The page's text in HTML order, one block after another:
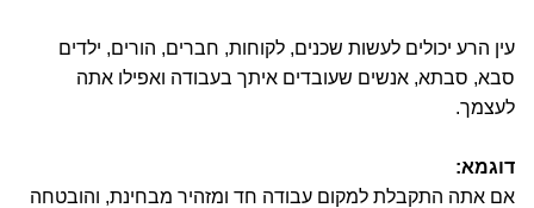
עין הרע יכולים לעשות שכנים, לקוחות, חברים, הורים, ילדים
סבא, סבתא, אנשים שעובדים איתך בעבודה ואפילו אתה
לעצמך.
דוגמא:
אם אתה התקבלת למקום עבודה חד ומזהיר מבחינת, והובטחה